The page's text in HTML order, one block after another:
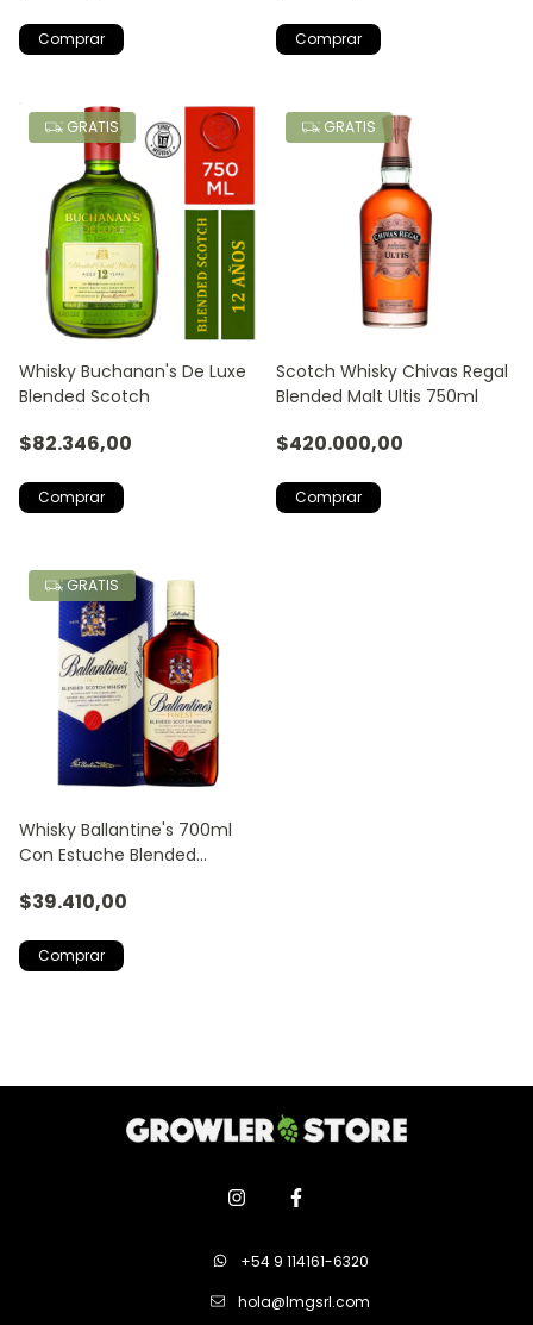
GRATIS
Whisky Buchanan's De Luxe
Blended Scotch
$82.346,00
GRATIS
Scotch Whisky Chivas Regal
Blended Malt Ultis 750ml
$420.000,00
GRATIS
Whisky Ballantine's 700ml
Con Estuche Blended
$39.410,00
+54 9 114161-6320
hola@lmgsrl.com